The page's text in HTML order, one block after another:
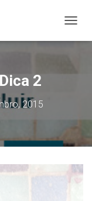
L
R
E
G
2
2015